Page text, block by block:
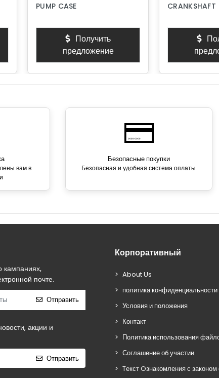
PUMP CASE
Получить
предложение
CRANKSHAFT
вам в
Безопасные покупки
Безопасная и удобная система оплаты
кампаниях,
почте.
Отправить
акции и
Отправить
Корпоративный
About Us
политика конфиденциальности
Условия и положения
Контакт
Политика использования
Соглашение об участии
Tекст Oзнакомления с